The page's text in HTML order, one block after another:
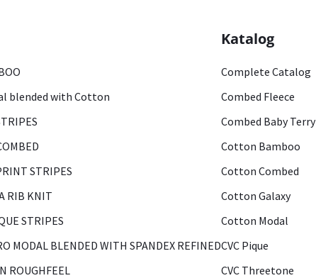
blended with Cotton
STRIPES
RIB KNIT
STRIPES
MODAL BLENDED WITH SPANDEX REFINED
ROUGHFEEL
Katalog
Complete Catalog
Combed Fleece
Combed Baby Terry
Cotton Bamboo
Cotton Combed
Cotton Galaxy
Cotton Modal
CVC Pique
CVC Threetone